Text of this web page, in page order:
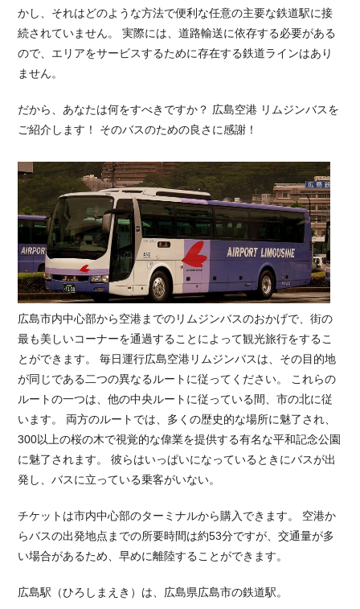
かし、それはどのような方法で便利な任意の主要な鉄道駅に接
続されていません。 実際には、道路輸送に依存する必要がある
ので、エリアをサービスするために存在する鉄道ラインはあり
ません。
だから、あなたは何をすべきですか？ 広島空港 リムジンバスを
ご紹介します！ そのバスのための良さに感謝！
広島市内中心部から空港までのリムジンバスのおかげで、街の
最も美しいコーナーを通過することによって観光旅行をするこ
とができます。 毎日運行広島空港リムジンバスは、その目的地
が同じである二つの異なるルートに従ってください。 これらの
ルートの一つは、他の中央ルートに従っている間、市の北に従
います。 両方のルートでは、多くの歴史的な場所に魅了され、
300以上の桜の木で視覚的な偉業を提供する有名な平和記念公園
に魅了されます。 彼らはいっぱいになっているときにバスが出
発し、バスに立っている乗客がいない。
チケットは市内中心部のターミナルから購入できます。 空港か
らバスの出発地点までの所要時間は約53分ですが、交通量が多
い場合があるため、早めに離陸することができます。
広島駅（ひろしまえき）は、広島県広島市の鉄道駅。